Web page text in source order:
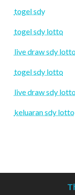
togel sdy
togel sdy lotto
live draw sdy
togel sdy lotto
live draw sdy
keluaran sdy lotto